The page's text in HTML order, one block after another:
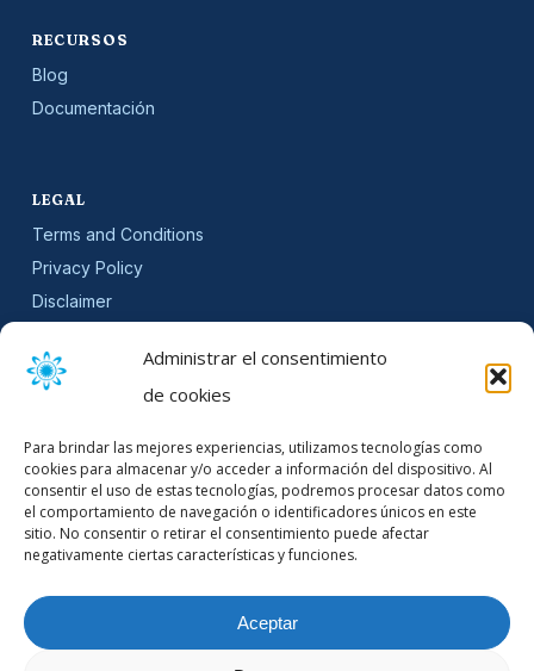
Administrar el consentimiento
de cookies
Para brindar las mejores experiencias, utilizamos tecnologías como
cookies para almacenar y/o acceder a información del dispositivo. Al
consentir el uso de estas tecnologías, podremos procesar datos como
el comportamiento de navegación o identificadores únicos en este
sitio. No consentir o retirar el consentimiento puede afectar
negativamente ciertas características y funciones.
Aceptar
RECURSOS
Blog
Documentación
LEGAL
Terms and Conditions
Privacy Policy
Disclaimer
Cookie Policy (EU)
Get software updates and practical tips.
Email Address